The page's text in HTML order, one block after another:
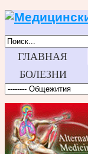
ГЛАВНАЯ
БОЛЕЗНИ